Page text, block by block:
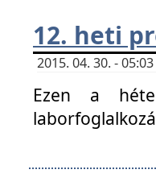
12. heti
2015. 04. 30. -
Ezen a